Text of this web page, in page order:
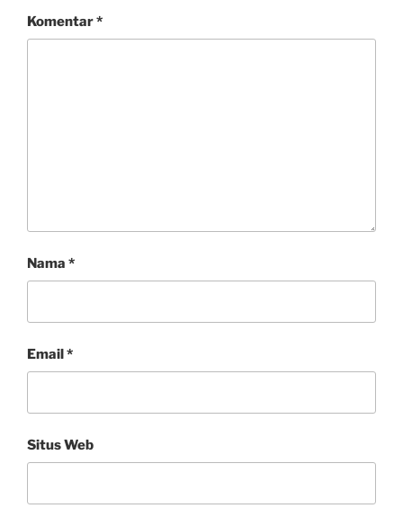
Komentar*
Nama *
Email*
Situs Web